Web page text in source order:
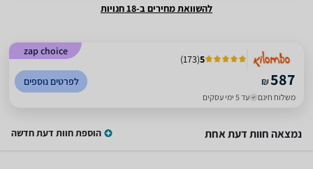
להשוואת מחירים ב-18 חנויות
zap choice
5
(
173
)
₪587
משלוח חינם עד 5 ימי עסקים
לפרטים נוספים
נמצאה חוות דעת אחת הוספת חוות דעת חדשה